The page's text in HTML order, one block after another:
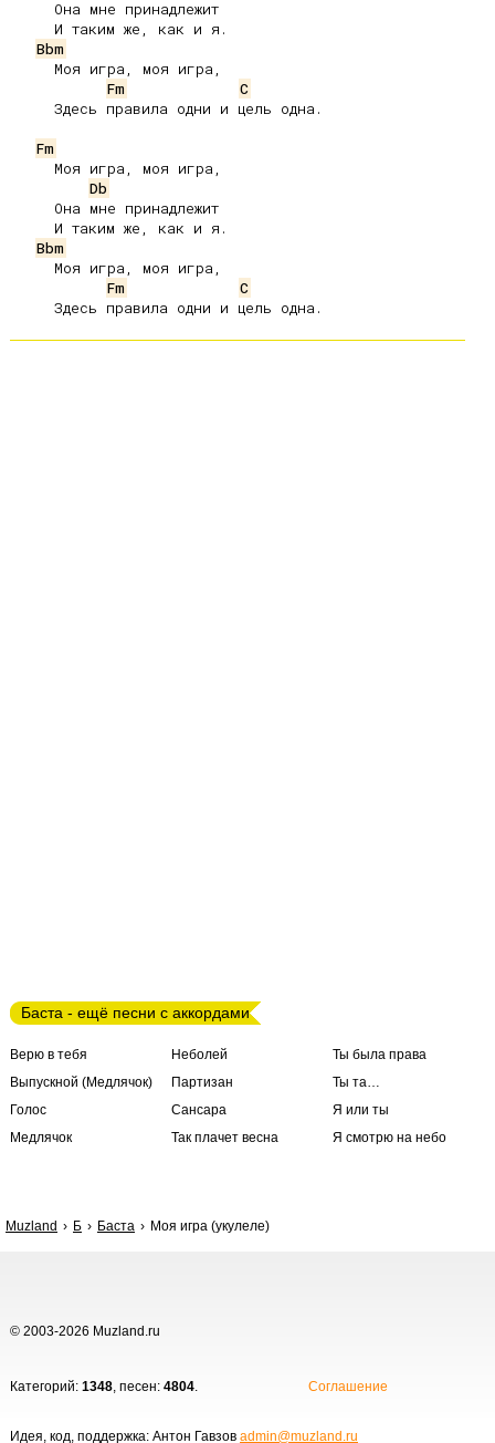
Bbm
Fm
C
Fm
Db
Bbm
Fm
C
Баста - ещё песни с аккордами
Верю в тебя
Выпускной (Медлячок)
Голос
Медлячок
Неболей
Партизан
Сансара
Так плачет весна
Ты была права
Ты та…
Я или ты
Я смотрю на небо
Muzland Б Баста Моя игра (укулеле)
© 2003-2026 Muzland.ru
Категорий: 1348, песен: 4804. Соглашение
Идея, код, поддержка: Антон Гавзов admin@muzland.ru